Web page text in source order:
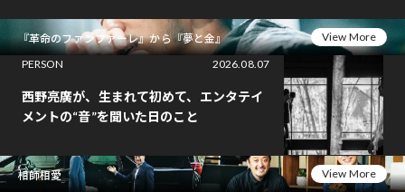
『革命のファンファーレ』から『夢と金』
View More
PERSON
2026.08.07
西野亮廣が、生まれて初めて、エンタテイ
メントの“音”を聞いた日のこと
相師相愛
View More